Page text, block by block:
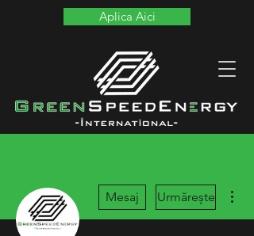
Aplica Aici
Mesaj Urmărește